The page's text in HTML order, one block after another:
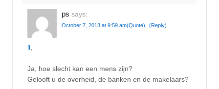
ps says:
October 7, 2013 at 9:59 am(Quote) (Reply)
ll
Ja, hoe slecht kan een mens zijn?
Gelooft u de overheid, de banken en de makelaars?